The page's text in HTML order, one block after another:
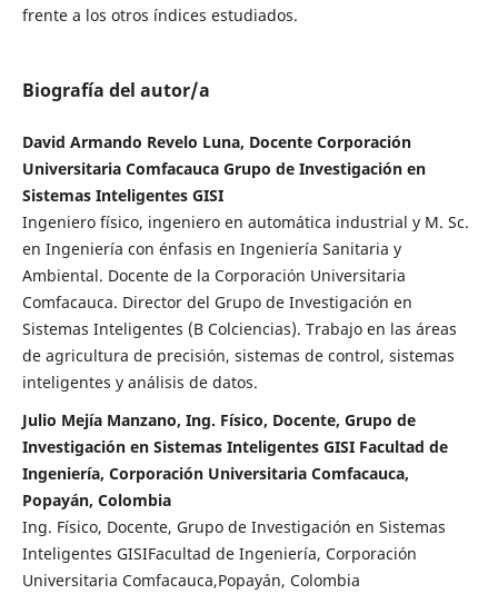
frente a los otros índices estudiados.
Biografía del autor/a
David Armando Revelo Luna, Docente Corporación
Universitaria Comfacauca Grupo de Investigación en
Sistemas Inteligentes GISI
Ingeniero físico, ingeniero en automática industrial y M. Sc.
en Ingeniería con énfasis en Ingeniería Sanitaria y
Ambiental. Docente de la Corporación Universitaria
Comfacauca. Director del Grupo de Investigación en
Sistemas Inteligentes (B Colciencias). Trabajo en las áreas
de agricultura de precisión, sistemas de control, sistemas
inteligentes y análisis de datos.
Julio Mejía Manzano, Ing. Físico, Docente, Grupo de
Investigación en Sistemas Inteligentes GISI Facultad de
Ingeniería, Corporación Universitaria Comfacauca,
Popayán, Colombia
Ing. Físico, Docente, Grupo de Investigación en Sistemas
Inteligentes GISIFacultad de Ingeniería, Corporación
Universitaria Comfacauca,Popayán, Colombia